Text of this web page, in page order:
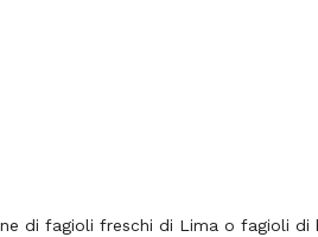
di fagioli freschi di Lima o fagioli di